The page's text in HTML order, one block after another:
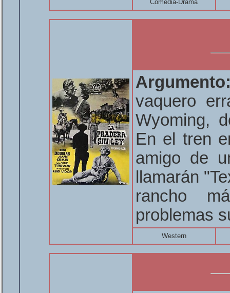
Comedia-Drama
vaquero
Wyoming,
En el tren
amigo de
llamarán
rancho
problemas
Western